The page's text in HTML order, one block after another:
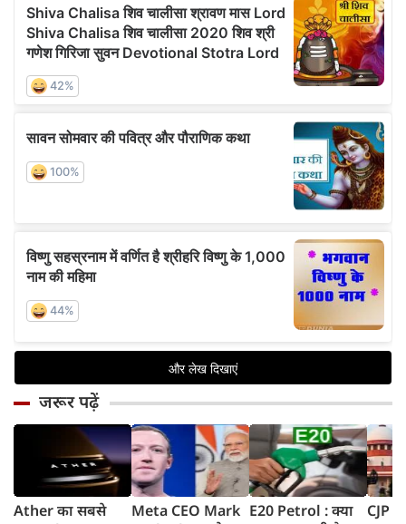
जरूर पढ़ें
Ather का सबसे
Meta CEO Mark E20 Petrol : क्या
CJP